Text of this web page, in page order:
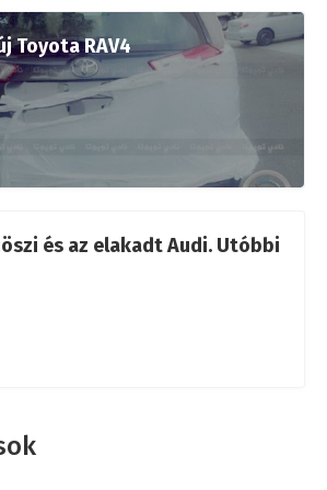
Toyota RAV4
és az elakadt Audi. Utóbbi